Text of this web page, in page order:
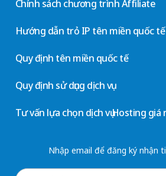
Chính sách chương trình Affiliate
Hướng dẫn trỏ IP tên miền quốc tế
Quy định tên miền quốc tế
Quy định sử dụng dịch vụ
Tư vấn lựa chọn dịch vụ Hosting giá
Nhập email để đăng ký nhận